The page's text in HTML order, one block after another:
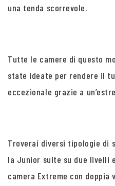
una tenda scorrevole.
Tutte le camere di questo
state ideate per rendere il
eccezionale grazie a
Troverai diversi tipologie di
la Junior suite su due livelli
camera Extreme con doppia